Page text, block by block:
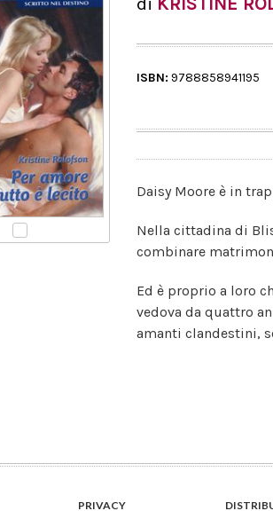
ISBN: 9788858941195
Daisy Moore è in
Nella cittadina di
combinare
Ed è proprio a loro
vedova da quattro
amanti clandestini,
PRIVACY